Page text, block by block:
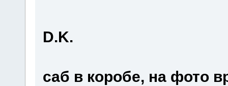
D.K.
саб в коробе, на фото